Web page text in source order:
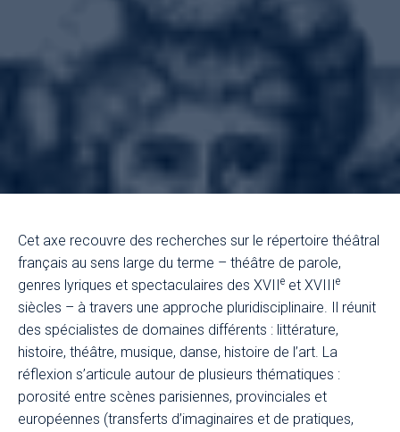
Cet axe recouvre des recherches sur le répertoire théâtral
français au sens large du terme – théâtre de parole,
genres lyriques et spectaculaires des XVIIe et XVIIIe
siècles – à travers une approche pluridisciplinaire. Il réunit
des spécialistes de domaines différents : littérature,
histoire, théâtre, musique, danse, histoire de l’art. La
réflexion s’articule autour de plusieurs thématiques :
porosité entre scènes parisiennes, provinciales et
européennes (transferts d’imaginaires et de pratiques,